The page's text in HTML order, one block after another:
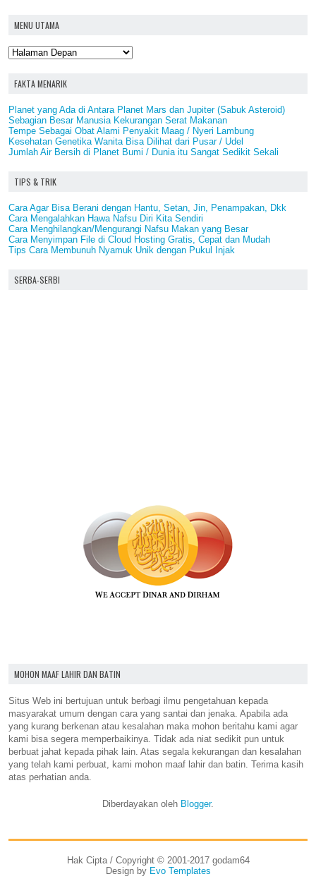
MENU UTAMA
FAKTA MENARIK
Planet yang Ada di Antara Planet Mars dan Jupiter (Sabuk Asteroid)
Sebagian Besar Manusia Kekurangan Serat Makanan
Tempe Sebagai Obat Alami Penyakit Maag / Nyeri Lambung
Kesehatan Genetika Wanita Bisa Dilihat dari Pusar / Udel
Jumlah Air Bersih di Planet Bumi / Dunia itu Sangat Sedikit Sekali
TIPS & TRIK
Cara Agar Bisa Berani dengan Hantu, Setan, Jin, Penampakan, Dkk
Cara Mengalahkan Hawa Nafsu Diri Kita Sendiri
Cara Menghilangkan/Mengurangi Nafsu Makan yang Besar
Cara Menyimpan File di Cloud Hosting Gratis, Cepat dan Mudah
Tips Cara Membunuh Nyamuk Unik dengan Pukul Injak
SERBA-SERBI
MOHON MAAF LAHIR DAN BATIN
Situs Web ini bertujuan untuk berbagi ilmu pengetahuan kepada
masyarakat umum dengan cara yang santai dan jenaka. Apabila ada
yang kurang berkenan atau kesalahan maka mohon beritahu kami agar
kami bisa segera memperbaikinya. Tidak ada niat sedikit pun untuk
berbuat jahat kepada pihak lain. Atas segala kekurangan dan kesalahan
yang telah kami perbuat, kami mohon maaf lahir dan batin. Terima kasih
atas perhatian anda.
Diberdayakan oleh Blogger.
Hak Cipta / Copyright © 2001-2017 godam64
Design by Evo Templates